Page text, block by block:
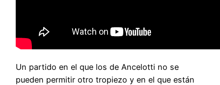
Un partido en el que los de Ancelotti no se
pueden permitir otro tropiezo y en el que están